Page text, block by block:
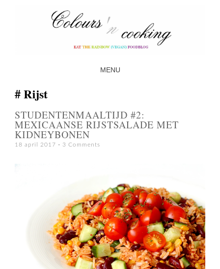
MENU
Rijst
STUDENTENMAALTIJD #2:
MEXICAANSE RIJSTSALADE MET
KIDNEYBONEN
18 april 2017 3 Comments